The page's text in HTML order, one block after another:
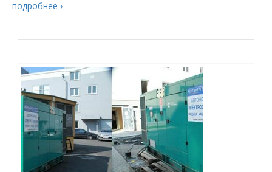
подробнее ›